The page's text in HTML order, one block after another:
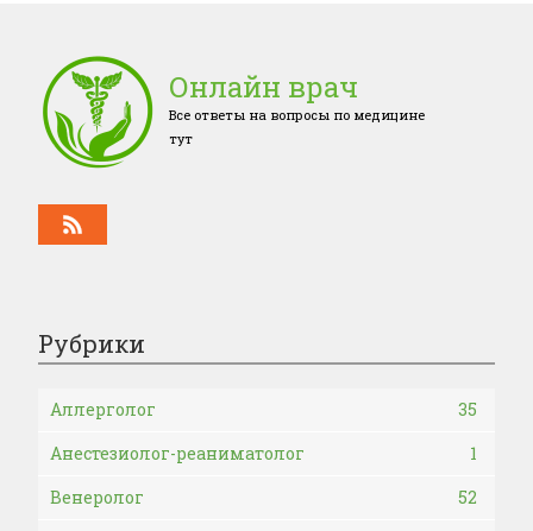
Онлайн врач
Все ответы на вопросы по медицине
тут
Рубрики
Аллерголог
35
Анестезиолог-реаниматолог
1
Венеролог
52